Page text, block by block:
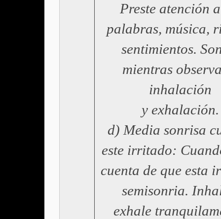
Preste atención
palabras, música,
sentimientos.
mientras
inhalación
y exhalación.
d) Media sonrisa
este irritado:
cuenta de que esta
semisonria.
exhale